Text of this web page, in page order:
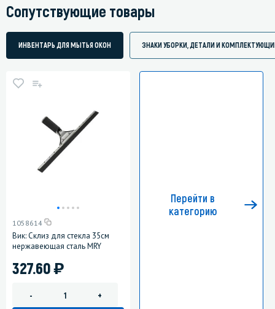
Сопутствующие товары
ИНВЕНТАРЬ ДЛЯ МЫТЬЯ ОКОН ЗНАКИ УБОРКИ, ДЕТАЛИ И
1058614
Вик: Склиз для стекла 35см
нержавеющая сталь MRY
327.60)
- +
Перейти в
категорию